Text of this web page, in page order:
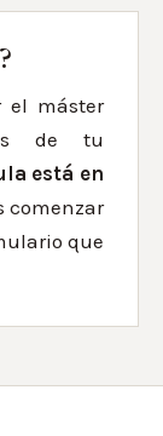
el máster
de tu
está en
comenzar
que